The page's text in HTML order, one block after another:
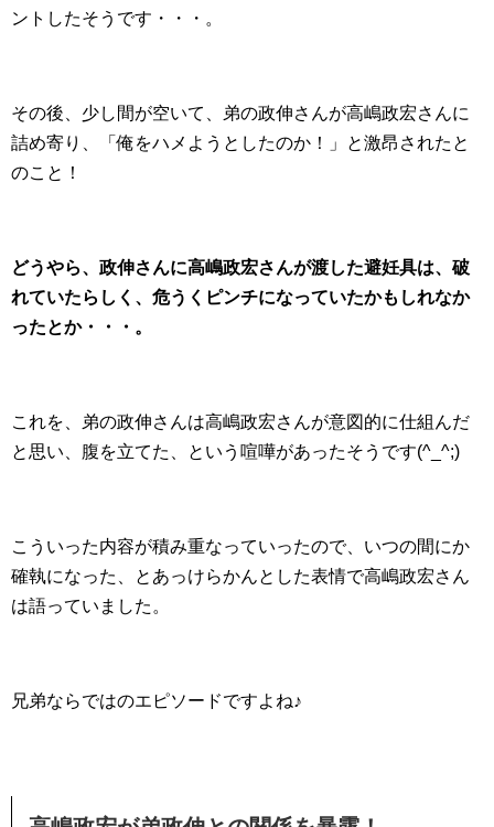
ントしたそうです・・・。
その後、少し間が空いて、弟の政伸さんが高嶋政宏さんに
詰め寄り、「俺をハメようとしたのか！」と激昂されたと
のこと！
どうやら、政伸さんに高嶋政宏さんが渡した避妊具は、破
れていたらしく、危うくピンチになっていたかもしれなか
ったとか・・・。
これを、弟の政伸さんは高嶋政宏さんが意図的に仕組んだ
と思い、腹を立てた、という喧嘩があったそうです(^_^;)
こういった内容が積み重なっていったので、いつの間にか
確執になった、とあっけらかんとした表情で高嶋政宏さん
は語っていました。
兄弟ならではのエピソードですよね♪